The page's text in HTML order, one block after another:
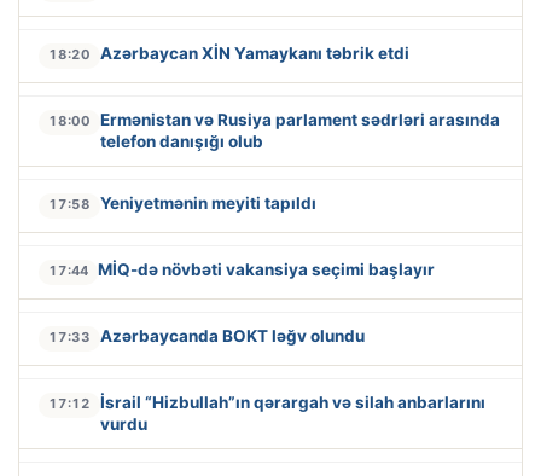
18:20 Azərbaycan XİN Yamaykanı təbrik etdi
18:00
Ermənistan və Rusiya parlament sədrləri arasında
telefon danışığı olub
17:58 Yeniyetmənin meyiti tapıldı
17:44 MİQ-də növbəti vakansiya seçimi başlayır
17:33 Azərbaycanda BOKT ləğv olundu
17:12
İsrail “Hizbullah”ın qərargah və silah anbarlarını
vurdu